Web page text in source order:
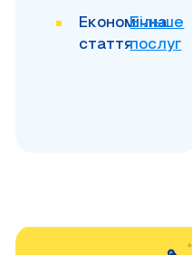
Економічна
стаття
Більше
послуг